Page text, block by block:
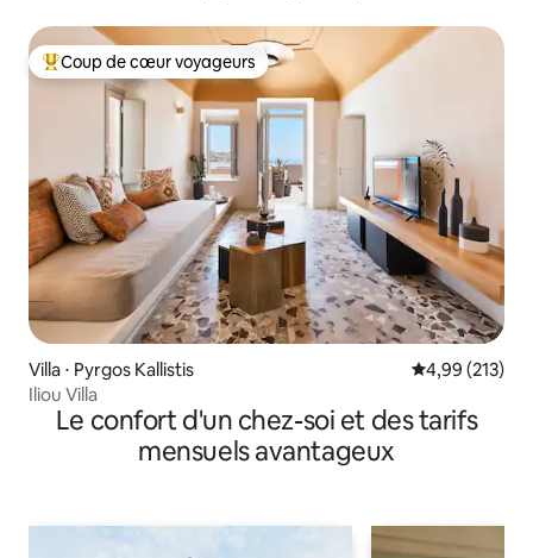
Coups de cœur voyageurs les plus appréciés
Coup de cœur voyageurs
Villa ⋅ Pyrgos Kallistis Évaluation
4,99 (213)
Iliou Villa
Le confort d'un chez-soi et des tarifs
mensuels avantageux